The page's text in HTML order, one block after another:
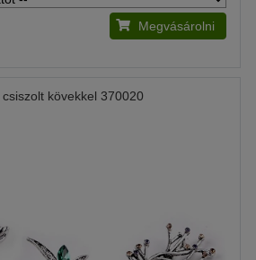
Megvásárolni
csiszolt kövekkel 370020